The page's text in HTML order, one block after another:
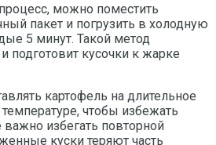
можно поместить
пакет и погрузить в холодную
5 минут. Такой метод
подготовит кусочки к жарке
картофель на длительное
чтобы избежать
важно избегать повторной
куски теряют часть